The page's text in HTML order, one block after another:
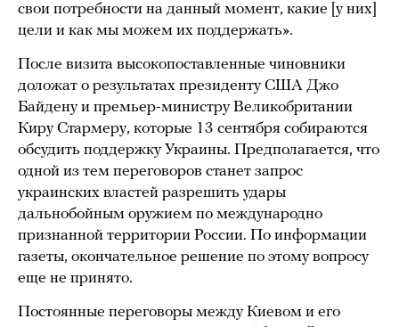
свои потребности на данный момент, какие [у них]
цели и как мы можем их поддержать».
После визита высокопоставленные чиновники
доложат о результатах президенту США Джо
Байдену и премьер-министру Великобритании
Киру Стармеру, которые 13 сентября собираются
обсудить поддержку Украины. Предполагается, что
одной из тем переговоров станет запрос
украинских властей разрешить удары
дальнобойным оружием по международно
признанной территории России. По информации
газеты, окончательное решение по этому вопросу
еще не принято.
Постоянные переговоры между Киевом и его